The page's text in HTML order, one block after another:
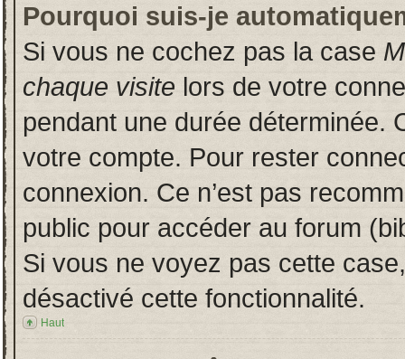
Pourquoi suis-je
Si vous ne cochez pas la case
chaque visite lors de votre
pendant une durée déterminée.
votre compte. Pour rester
connexion. Ce n’est pas
public pour accéder au forum
Si vous ne voyez pas cette
désactivé cette fonctionnalité.
Haut